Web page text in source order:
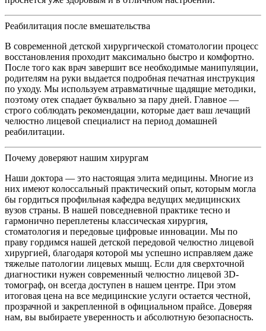
Реабилитация после вмешательства
В современной детской хирургической стоматологии процесс
восстановления проходит максимально быстро и комфортно.
После того как врач завершит все необходимые манипуляции,
родителям на руки выдается подробная печатная инструкция
по уходу. Мы используем атравматичные щадящие методики,
поэтому отек спадает буквально за пару дней. Главное —
строго соблюдать рекомендации, которые дает ваш лечащий
челюстно лицевой специалист на период домашней
реабилитации.
Почему доверяют нашим хирургам
Наши доктора — это настоящая элита медицины. Многие из
них имеют колоссальный практический опыт, которым могла
бы гордиться профильная кафедра ведущих медицинских
вузов страны. В нашей повседневной практике тесно и
гармонично переплетены классическая хирургия,
стоматология и передовые цифровые инновации. Мы по
праву гордимся нашей детской передовой челюстно лицевой
хирургией, благодаря которой мы успешно исправляем даже
тяжелые патологии лицевых мышц. Если для сверхточной
диагностики нужен современный челюстно лицевой 3D-
томограф, он всегда доступен в нашем центре. При этом
итоговая цена на все медицинские услуги остается честной,
прозрачной и закрепленной в официальном прайсе. Доверяя
нам, вы выбираете уверенность и абсолютную безопасность.